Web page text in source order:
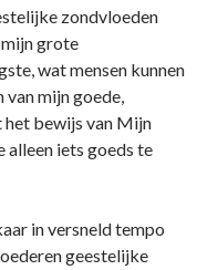
zondvloeden
mijn grote
wat mensen kunnen
van mijn goede,
het bewijs van Mijn
iets goeds te
in versneld tempo
geestelijke